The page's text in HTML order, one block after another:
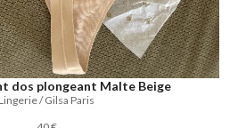
dos plongeant Malte Beige
Lingerie / Gilsa Paris